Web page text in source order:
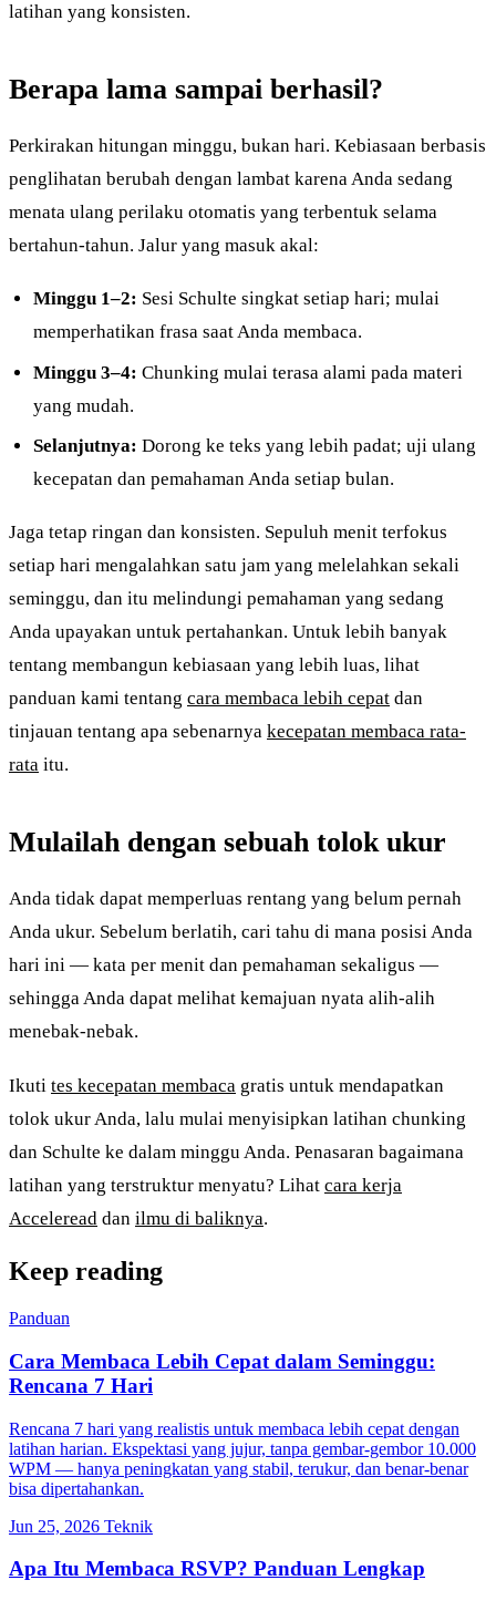
latihan yang konsisten.
Berapa lama sampai berhasil?
Perkirakan hitungan minggu, bukan hari. Kebiasaan berbasis
penglihatan berubah dengan lambat karena Anda sedang
menata ulang perilaku otomatis yang terbentuk selama
bertahun-tahun. Jalur yang masuk akal:
Minggu 1–2: Sesi Schulte singkat setiap hari; mulai
memperhatikan frasa saat Anda membaca.
Minggu 3–4: Chunking mulai terasa alami pada materi
yang mudah.
Selanjutnya: Dorong ke teks yang lebih padat; uji ulang
kecepatan dan pemahaman Anda setiap bulan.
Jaga tetap ringan dan konsisten. Sepuluh menit terfokus
setiap hari mengalahkan satu jam yang melelahkan sekali
seminggu, dan itu melindungi pemahaman yang sedang
Anda upayakan untuk pertahankan. Untuk lebih banyak
tentang membangun kebiasaan yang lebih luas, lihat
panduan kami tentang cara membaca lebih cepat dan
tinjauan tentang apa sebenarnya kecepatan membaca rata-
rata itu.
Mulailah dengan sebuah tolok ukur
Anda tidak dapat memperluas rentang yang belum pernah
Anda ukur. Sebelum berlatih, cari tahu di mana posisi Anda
hari ini — kata per menit dan pemahaman sekaligus —
sehingga Anda dapat melihat kemajuan nyata alih-alih
menebak-nebak.
Ikuti tes kecepatan membaca gratis untuk mendapatkan
tolok ukur Anda, lalu mulai menyisipkan latihan chunking
dan Schulte ke dalam minggu Anda. Penasaran bagaimana
latihan yang terstruktur menyatu? Lihat cara kerja
Acceleread dan ilmu di baliknya.
Keep reading
Panduan
Cara Membaca Lebih Cepat dalam Seminggu:
Rencana 7 Hari
Rencana 7 hari yang realistis untuk membaca lebih cepat dengan
latihan harian. Ekspektasi yang jujur, tanpa gembar-gembor 10.000
WPM — hanya peningkatan yang stabil, terukur, dan benar-benar
bisa dipertahankan.
Jun 25, 2026 Teknik
Apa Itu Membaca RSVP? Panduan Lengkap